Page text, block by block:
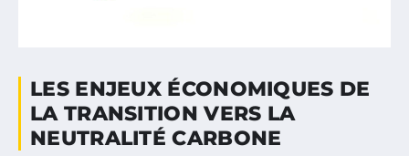
LES ENJEUX ÉCONOMIQUES DE
LA TRANSITION VERS LA
NEUTRALITÉ CARBONE